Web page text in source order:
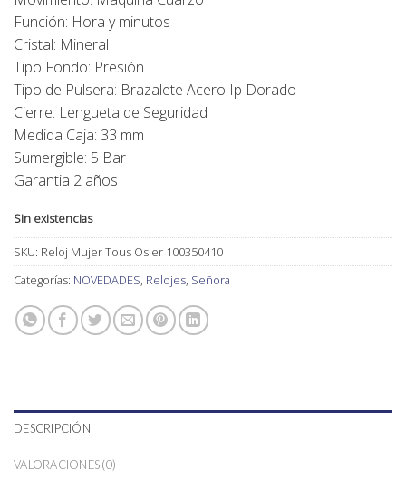
Función: Hora y minutos
Cristal: Mineral
Tipo Fondo: Presión
Tipo de Pulsera: Brazalete Acero Ip Dorado
Cierre: Lengueta de Seguridad
Medida Caja: 33 mm
Sumergible: 5 Bar
Garantia 2 años
Sin existencias
SKU: Reloj Mujer Tous Osier 100350410
Categorías: NOVEDADES, Relojes, Señora
DESCRIPCIÓN
VALORACIONES (0)